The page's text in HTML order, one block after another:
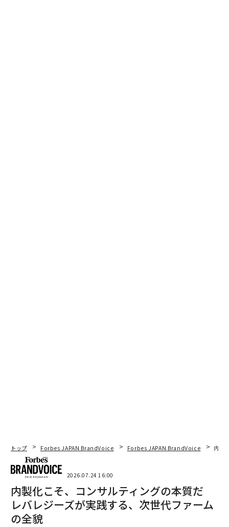
トップ Forbes JAPAN BrandVoice Forbes JAPAN BrandVoice 内製
2026.07.24 16:00
内製化こそ、コンサルティングの本質だ
レバレジーズが実践する、次世代ファーム
の全貌